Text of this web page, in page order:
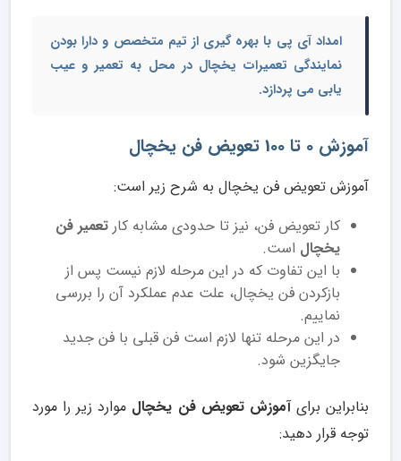
امداد آی پی با بهره گیری از تیم متخصص و دارا بودن
نمایندگی تعمیرات یخچال در محل به تعمیر و عیب
یابی می پردازد.
آموزش 0 تا 100 تعویض فن یخچال
آموزش تعویض فن یخچال به شرح زیر است:
کار تعویض فن، نیز تا حدودی مشابه کار تعمیر فن
یخچال است.
با این تفاوت که در این مرحله لازم نیست پس از
بازکردن فن یخچال، علت عدم عملکرد آن را بررسی
نماییم.
در این مرحله تنها لازم است فن قبلی با فن جدید
جایگزین شود.
بنابراین برای آموزش تعویض فن یخچال موارد زیر را مورد
توجه قرار دهید: